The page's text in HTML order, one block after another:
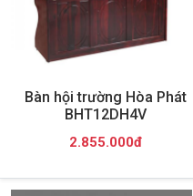
Bàn hội trường Hòa Phát
BHT12DH4V
2.855.000đ